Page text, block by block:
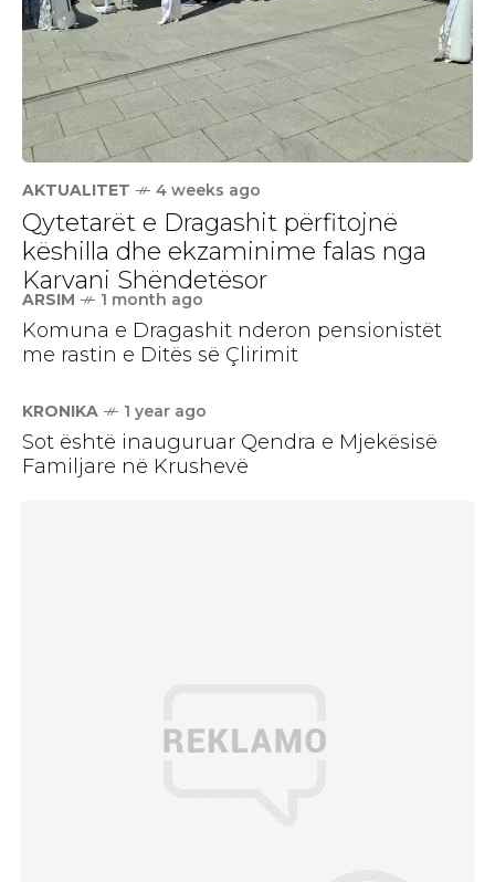
AKTUALITET 4 weeks ago
Qytetarët e Dragashit përfitojnë
këshilla dhe ekzaminime falas nga
Karvani Shëndetësor
ARSIM 1 month ago
Komuna e Dragashit nderon pensionistët
me rastin e Ditës së Çlirimit
KRONIKA 1 year ago
Sot është inauguruar Qendra e Mjekësisë
Familjare në Krushevë